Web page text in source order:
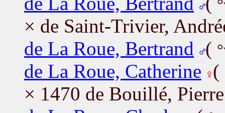
× de Saint-Trivier,
de La Roue, Bertrand
(
de La Roue, Catherine (
× 1470 de Bouillé, Pierre